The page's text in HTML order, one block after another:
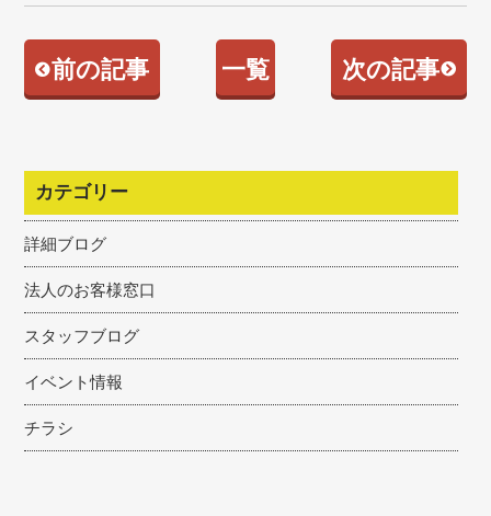
前の記事 一覧 次の記事
カテゴリー
詳細ブログ
法人のお客様窓口
スタッフブログ
イベント情報
チラシ